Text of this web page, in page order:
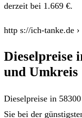
derzeit bei 1.669 €.
http s://ich-tanke.de
Dieselpreise
und Umkreis
Dieselpreise in
Sie bei der